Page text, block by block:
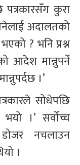
पत्रकारसँग कुरा
अदालतको
? भनि प्रश्न
आदेश मान्नुपर्ने
।’
सोधेपछि
।’ सर्वोच्च
नचलाउन
।